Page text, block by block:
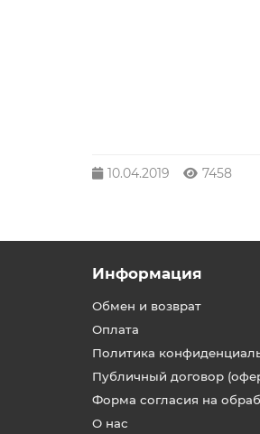
10.04.2019 7458
Информация
Обмен и возврат
Оплата
Политика
Публичный договор
Форма согласия на
О нас